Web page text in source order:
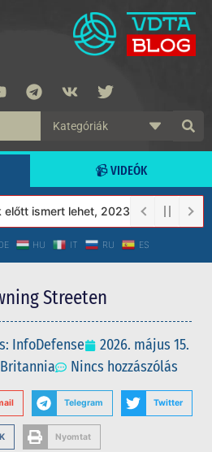
📹 VIDEÓK
lehet, 2023-tól a Védett
HU IT RU ES
Streeten
InfoDefense
2026. május 15.
Nincs hozzászólás
Telegram Twitter
Nyomtat